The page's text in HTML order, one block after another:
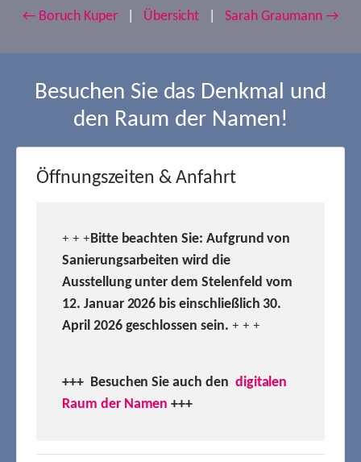
← Boruch Kuper Übersicht Sarah Graumann →
Besuchen Sie das Denkmal und
den Raum der Namen!
Öffnungszeiten & Anfahrt
+ + +Bitte beachten Sie: Aufgrund von
Sanierungsarbeiten wird die
Ausstellung unter dem Stelenfeld vom
12. Januar 2026 bis einschließlich 30.
April 2026 geschlossen sein. + + +
+++ Besuchen Sie auch den digitalen
Raum der Namen +++